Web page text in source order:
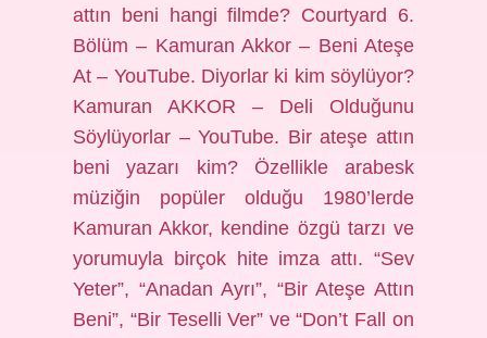
attın beni hangi filmde? Courtyard 6.
Bölüm – Kamuran Akkor – Beni Ateşe
At – YouTube. Diyorlar ki kim söylüyor?
Kamuran AKKOR – Deli Olduğunu
Söylüyorlar – YouTube. Bir ateşe attın
beni yazarı kim? Özellikle arabesk
müziğin popüler olduğu 1980’lerde
Kamuran Akkor, kendine özgü tarzı ve
yorumuyla birçok hite imza attı. “Sev
Yeter”, “Anadan Ayrı”, “Bir Ateşe Attın
Beni”, “Bir Teselli Ver” ve “Don’t Fall on